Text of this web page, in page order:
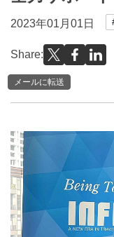
2023年01月01日
Share:
メールに転送